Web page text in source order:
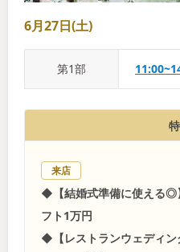
6月27日(土)
第1部
来店
◆【結婚式準備に使える◎
フト1万円
◆【レストランウェディン